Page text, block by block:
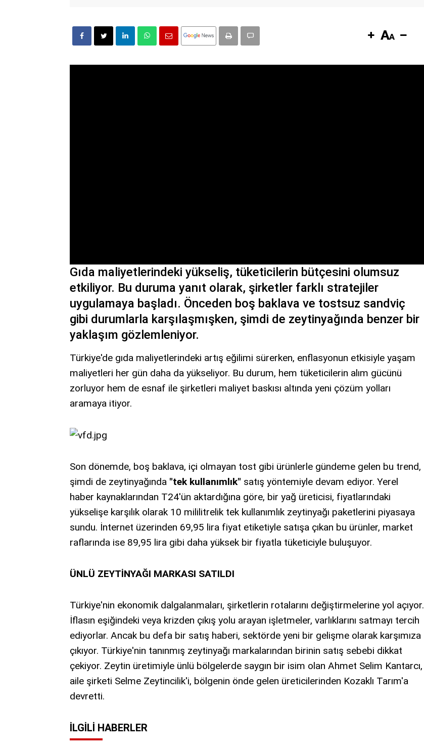
Gıda maliyetlerindeki yükseliş, tüketicilerin bütçesini olumsuz
etkiliyor. Bu duruma yanıt olarak, şirketler farklı stratejiler
uygulamaya başladı. Önceden boş baklava ve tostsuz sandviç
gibi durumlarla karşılaşmışken, şimdi de zeytinyağında benzer bir
yaklaşım gözlemleniyor.
Türkiye'de gıda maliyetlerindeki artış eğilimi sürerken, enflasyonun etkisiyle yaşam
maliyetleri her gün daha da yükseliyor. Bu durum, hem tüketicilerin alım gücünü
zorluyor hem de esnaf ile şirketleri maliyet baskısı altında yeni çözüm yolları
aramaya itiyor.
Son dönemde, boş baklava, içi olmayan tost gibi ürünlerle gündeme gelen bu trend,
şimdi de zeytinyağında "tek kullanımlık" satış yöntemiyle devam ediyor. Yerel
haber kaynaklarından T24'ün aktardığına göre, bir yağ üreticisi, fiyatlarındaki
yükselişe karşılık olarak 10 mililitrelik tek kullanımlık zeytinyağı paketlerini piyasaya
sundu. İnternet üzerinden 69,95 lira fiyat etiketiyle satışa çıkan bu ürünler, market
raflarında ise 89,95 lira gibi daha yüksek bir fiyatla tüketiciyle buluşuyor.
ÜNLÜ ZEYTİNYAĞI MARKASI SATILDI
Türkiye'nin ekonomik dalgalanmaları, şirketlerin rotalarını değiştirmelerine yol açıyor.
İflasın eşiğindeki veya krizden çıkış yolu arayan işletmeler, varlıklarını satmayı tercih
ediyorlar. Ancak bu defa bir satış haberi, sektörde yeni bir gelişme olarak karşımıza
çıkıyor. Türkiye'nin tanınmış zeytinyağı markalarından birinin satış sebebi dikkat
çekiyor. Zeytin üretimiyle ünlü bölgelerde saygın bir isim olan Ahmet Selim Kantarcı,
aile şirketi Selme Zeytincilik'i, bölgenin önde gelen üreticilerinden Kozaklı Tarım'a
devretti.
İLGILI HABERLER